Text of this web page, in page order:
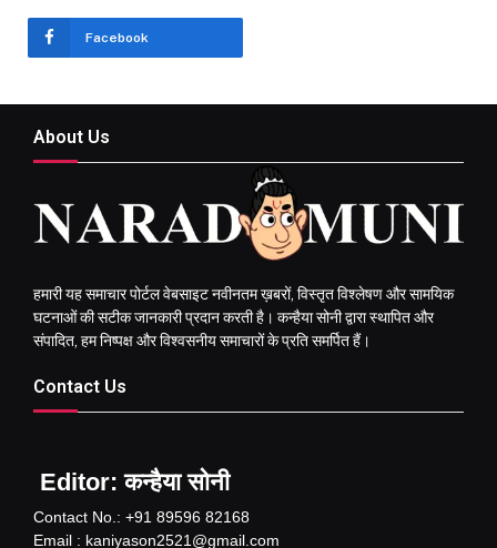
Facebook
About Us
हमारी यह समाचार पोर्टल वेबसाइट नवीनतम ख़बरों, विस्तृत विश्लेषण और सामयिक
घटनाओं की सटीक जानकारी प्रदान करती है। कन्हैया सोनी द्वारा स्थापित और
संपादित, हम निष्पक्ष और विश्वसनीय समाचारों के प्रति समर्पित हैं।
Contact Us
Editor: कन्हैया सोनी
Contact No.: +91 89596 82168
Email : kaniyason2521@gmail.com